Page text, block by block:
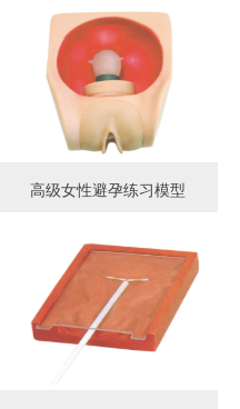
高级女性避孕练习模型